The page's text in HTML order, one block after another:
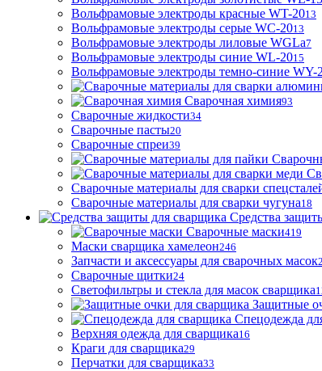
Вольфрамовые электроды красные WT-2013
Вольфрамовые электроды серые WC-2013
Вольфрамовые электроды лиловые WGLa7
Вольфрамовые электроды синие WL-2015
Вольфрамовые электроды темно-синие WY-
Сварочная химия93
Сварочные жидкости34
Сварочные пасты20
Сварочные спреи39
Сварочные материалы для сварки
Сварочные материалы для сварки чугуна18
Средства
Сварочные маски419
Маски сварщика хамелеон246
Запчасти и аксессуары для сварочных масок
Сварочные щитки24
Светофильтры и стекла для масок сварщика
Защитные
Спецодежда
Верхняя одежда для сварщика16
Краги для сварщика29
Перчатки для сварщика33